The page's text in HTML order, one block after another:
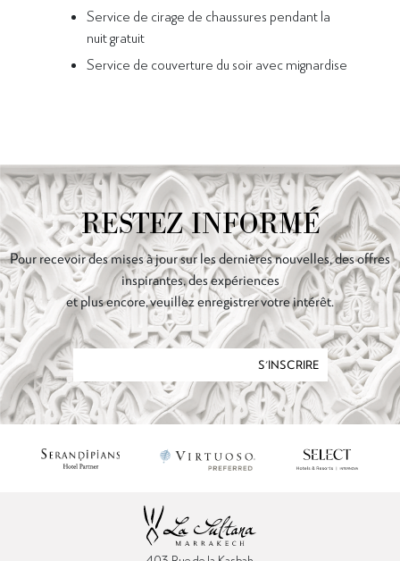
Service de cirage de chaussures pendant la
nuit gratuit
Service de couverture du soir avec mignardise
RESTEZ INFORMÉ
Pour recevoir des mises à jour sur les dernières nouvelles, des offres
inspirantes, des expériences
et plus encore, veuillez enregistrer votre intérêt.
S'INSCRIRE